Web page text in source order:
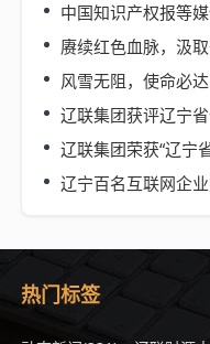
风雪无阻，使命必达
热门标签